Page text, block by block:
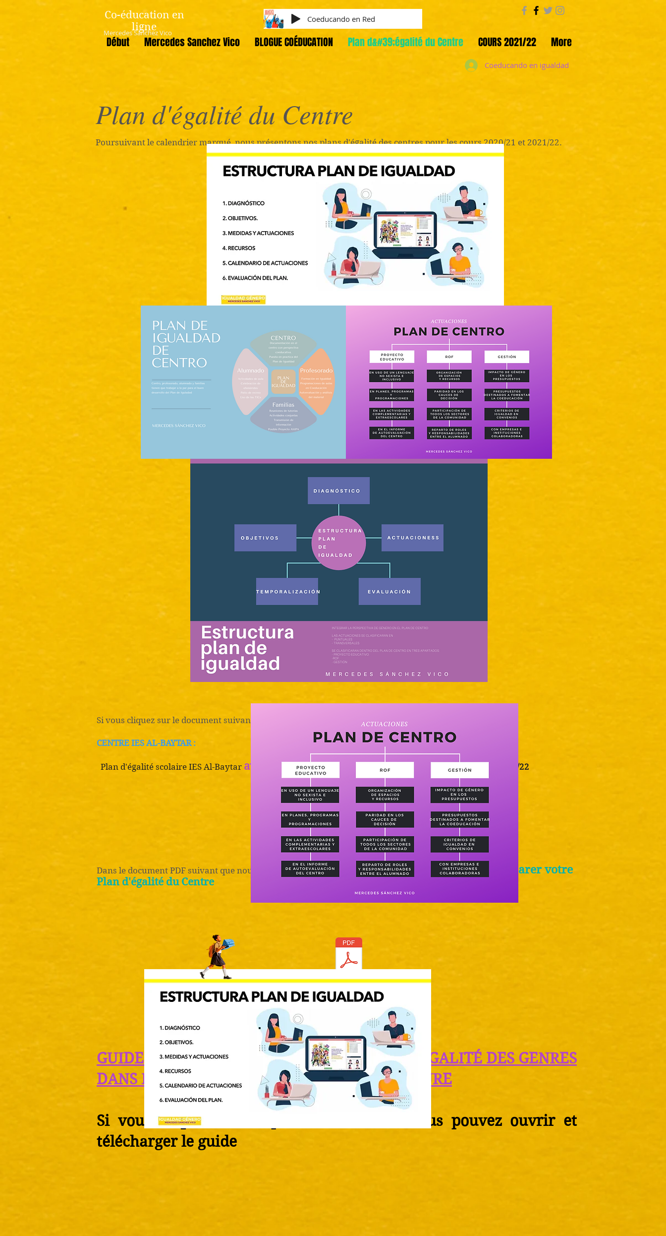
Co-éducation en
ligne
Mercedes Sanchez Vico
Début Mercedes Sanchez Vico BLOGUE COÉDUCATION Plan d&#39;égalité du Centre COURS 2021/22 More
Coeducando en igualdad
Coeducando en Red
Plan d'égalité du Centre
Poursuivant le calendrier marqué, nous présentons nos plans d'égalité des centres pour les cours 2020/21 et 2021/22.
Si vous cliquez sur le document suivant, vous pourrez consulter le Plan Égalité :
CENTRE IES AL-BAYTAR :
Plan d'égalité scolaire IES Al-Baytar avec une perspective de genre. Cours 2020/21 / Cours 2021/22
Dans le document PDF suivant que nous joignons, vous pouvez voir lesétapes à suivre pour préparer votre
Plan d'égalité du Centre
GUIDE POUR LA CONSTRUCTION DU PLAN D'ÉGALITÉ DES GENRES
DANS LES CENTRES ÉDUCATIFS D'ESTRÉMADURE
Si vous cliquez sur la photo ou le titre, vous pouvez ouvrir et
télécharger le guide